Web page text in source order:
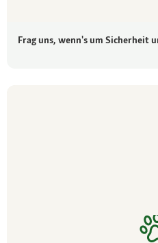
Frag uns, wenn's um Sicherheit